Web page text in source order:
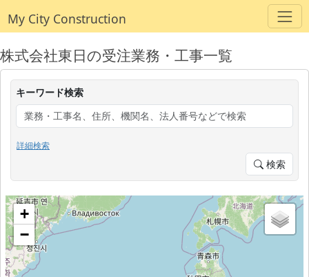
My City Construction
株式会社東日の受注業務・工事一覧
キーワード検索
詳細検索
検索
+
−